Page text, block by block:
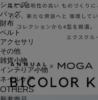
シューズ
バッグ
財布
ベルト
アクセサリ
その他
雑貨小物
インテリア小物
ネイルケア
OTHERS